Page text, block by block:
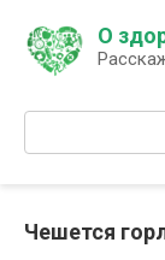
контенту
О
Поиск:
Чешется